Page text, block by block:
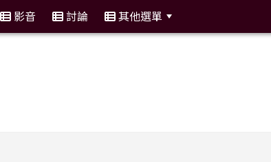
影音 討論 其他選單